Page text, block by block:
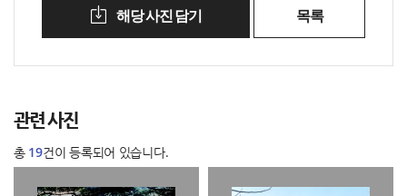
해당 사진 담기 목록
관련 사진
총 19건이 등록되어 있습니다.